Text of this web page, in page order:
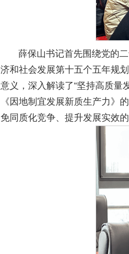
薛保山书记首先围绕党的
济和社会发展第十五个五年规
意义，深入解读了“坚持高质量
《因地制宜发展新质生产力》
免同质化竞争、提升发展实效